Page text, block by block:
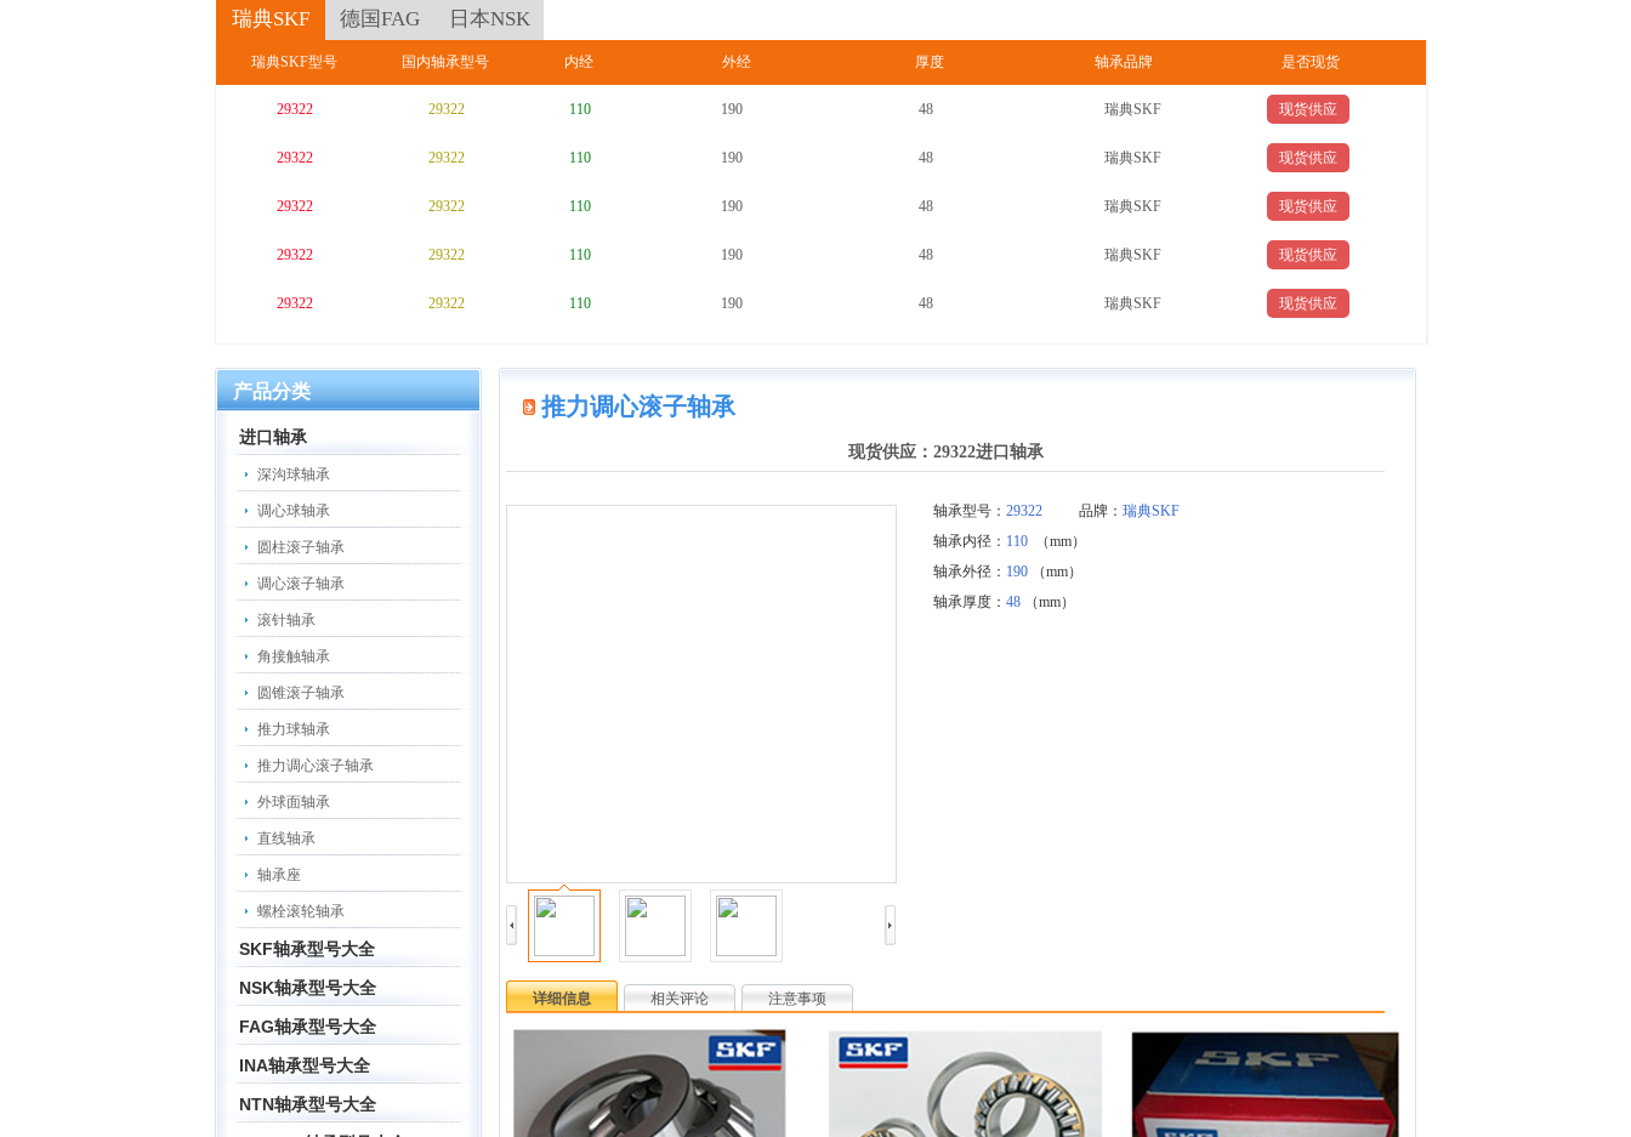
瑞典SKF 德国FAG 日本NSK
瑞典SKF型号 国内轴承型号 内经 外经 厚度 轴承品牌 是否现货
29322 29322 110 190 48 瑞典SKF 现货供应
29322 29322 110 190 48 瑞典SKF 现货供应
29322 29322 110 190 48 瑞典SKF 现货供应
29322 29322 110 190 48 瑞典SKF 现货供应
29322 29322 110 190 48 瑞典SKF 现货供应
产品分类
进口轴承
深沟球轴承
调心球轴承
圆柱滚子轴承
调心滚子轴承
滚针轴承
角接触轴承
圆锥滚子轴承
推力球轴承
推力调心滚子轴承
外球面轴承
直线轴承
轴承座
螺栓滚轮轴承
SKF轴承型号大全
NSK轴承型号大全
FAG轴承型号大全
INA轴承型号大全
NTN轴承型号大全
推力调心滚子轴承
现货供应：29322进口轴承
轴承型号： 29322 品牌： 瑞典SKF
轴承内径： 110 （mm）
轴承外径： 190 （mm）
轴承厚度： 48 （mm）
详细信息 相关评论 注意事项